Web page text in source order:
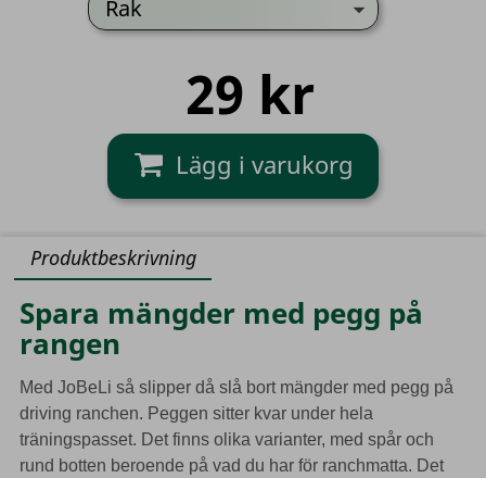
29 kr
Produktbeskrivning
Spara mängder med pegg på
rangen
Med JoBeLi så slipper då slå bort mängder med pegg på
driving ranchen. Peggen sitter kvar under hela
träningspasset. Det finns olika varianter, med spår och
rund botten beroende på vad du har för ranchmatta. Det